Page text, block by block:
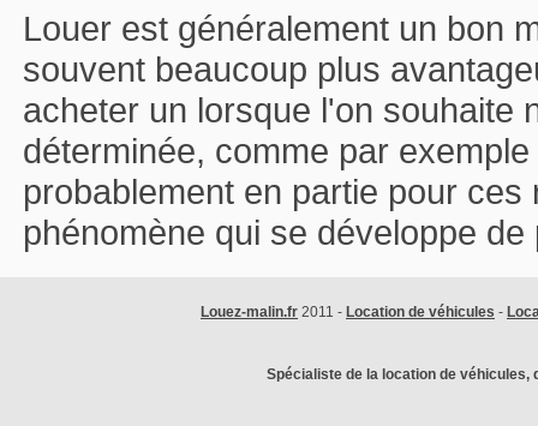
Louer est généralement un bon
souvent beaucoup plus
acheter un lorsque l'on souhaite
déterminée, comme par
probablement en partie pour
phénomène qui se développe de
Louez-malin.fr 2011 - Location de véhicules -
Spécialiste de la location de véhicules,